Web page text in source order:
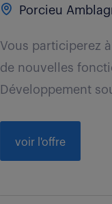
Porcieu
Vous participerez
de nouvelles
Développement
voir l'offre